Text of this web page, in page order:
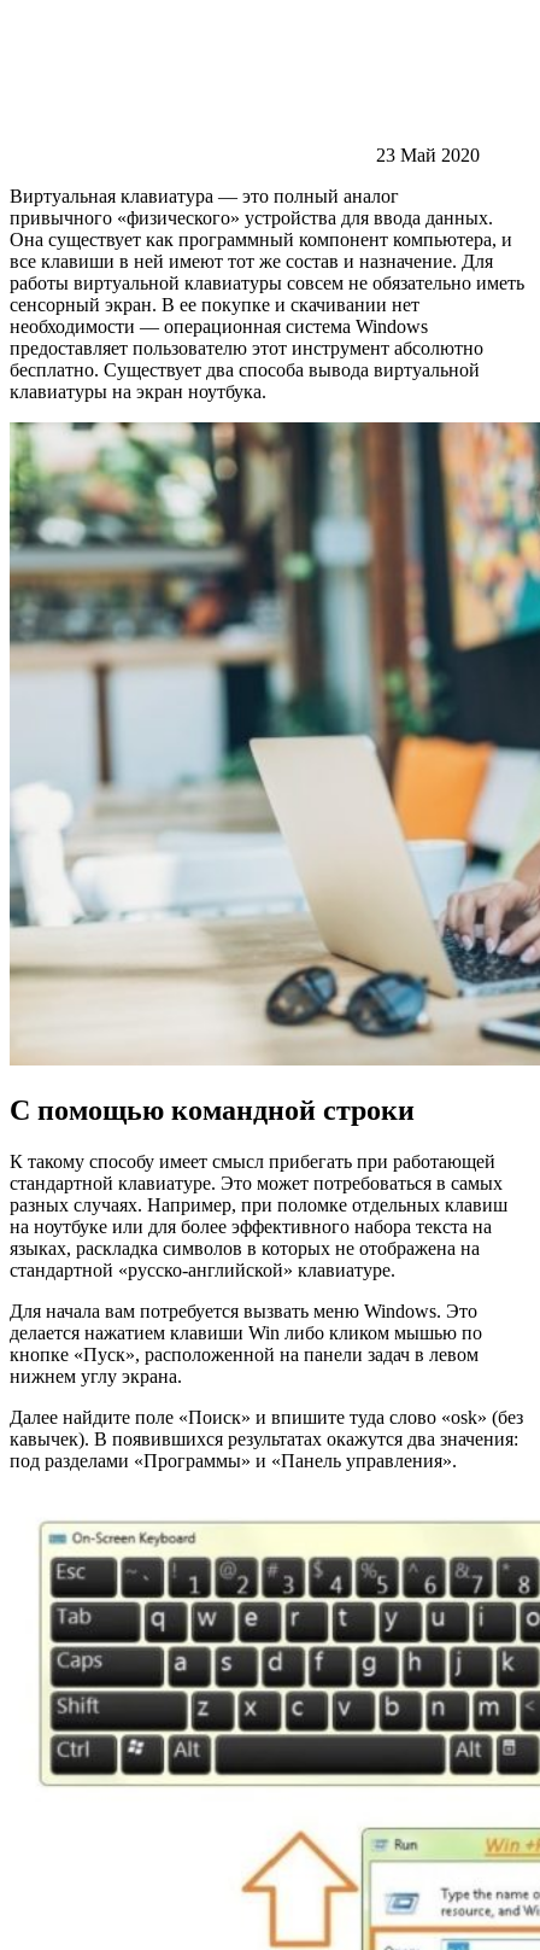
23 Май 2020
Виртуальная клавиатура — это полный аналог
привычного «физического» устройства для ввода данных.
Она существует как программный компонент компьютера, и
все клавиши в ней имеют тот же состав и назначение. Для
работы виртуальной клавиатуры совсем не обязательно иметь
сенсорный экран. В ее покупке и скачивании нет
необходимости — операционная система Windows
предоставляет пользователю этот инструмент абсолютно
бесплатно. Существует два способа вывода виртуальной
клавиатуры на экран ноутбука.
С помощью командной строки
К такому способу имеет смысл прибегать при работающей
стандартной клавиатуре. Это может потребоваться в самых
разных случаях. Например, при поломке отдельных клавиш
на ноутбуке или для более эффективного набора текста на
языках, раскладка символов в которых не отображена на
стандартной «русско-английской» клавиатуре.
Для начала вам потребуется вызвать меню Windows. Это
делается нажатием клавиши Win либо кликом мышью по
кнопке «Пуск», расположенной на панели задач в левом
нижнем углу экрана.
Далее найдите поле «Поиск» и впишите туда слово «osk» (без
кавычек). В появившихся результатах окажутся два значения:
под разделами «Программы» и «Панель управления».